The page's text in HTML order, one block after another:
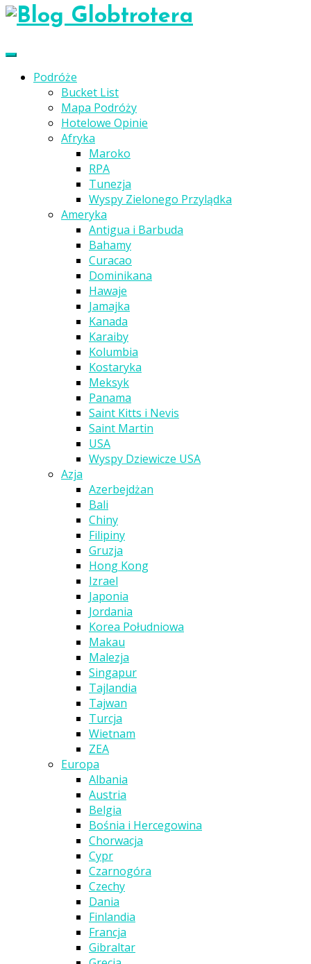
Podróże
Bucket List
Mapa Podróży
Hotelowe Opinie
Afryka
Maroko
RPA
Tunezja
Wyspy Zielonego Przylądka
Ameryka
Antigua i Barbuda
Bahamy
Curacao
Dominikana
Hawaje
Jamajka
Kanada
Karaiby
Kolumbia
Kostaryka
Meksyk
Panama
Saint Kitts i Nevis
Saint Martin
USA
Wyspy Dziewicze USA
Azja
Azerbejdżan
Bali
Chiny
Filipiny
Gruzja
Hong Kong
Izrael
Japonia
Jordania
Korea Południowa
Makau
Malezja
Singapur
Tajlandia
Tajwan
Turcja
Wietnam
ZEA
Europa
Albania
Austria
Belgia
Bośnia i Hercegowina
Chorwacja
Cypr
Czarnogóra
Czechy
Dania
Finlandia
Francja
Gibraltar